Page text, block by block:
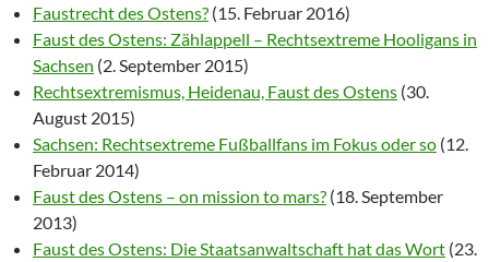
Faustrecht des Ostens? (15. Februar 2016)
Faust des Ostens: Zählappell – Rechtsextreme Hooligans in
Sachsen (2. September 2015)
Rechtsextremismus, Heidenau, Faust des Ostens (30.
August 2015)
Sachsen: Rechtsextreme Fußballfans im Fokus oder so (12.
Februar 2014)
Faust des Ostens – on mission to mars? (18. September
2013)
Faust des Ostens: Die Staatsanwaltschaft hat das Wort (23.